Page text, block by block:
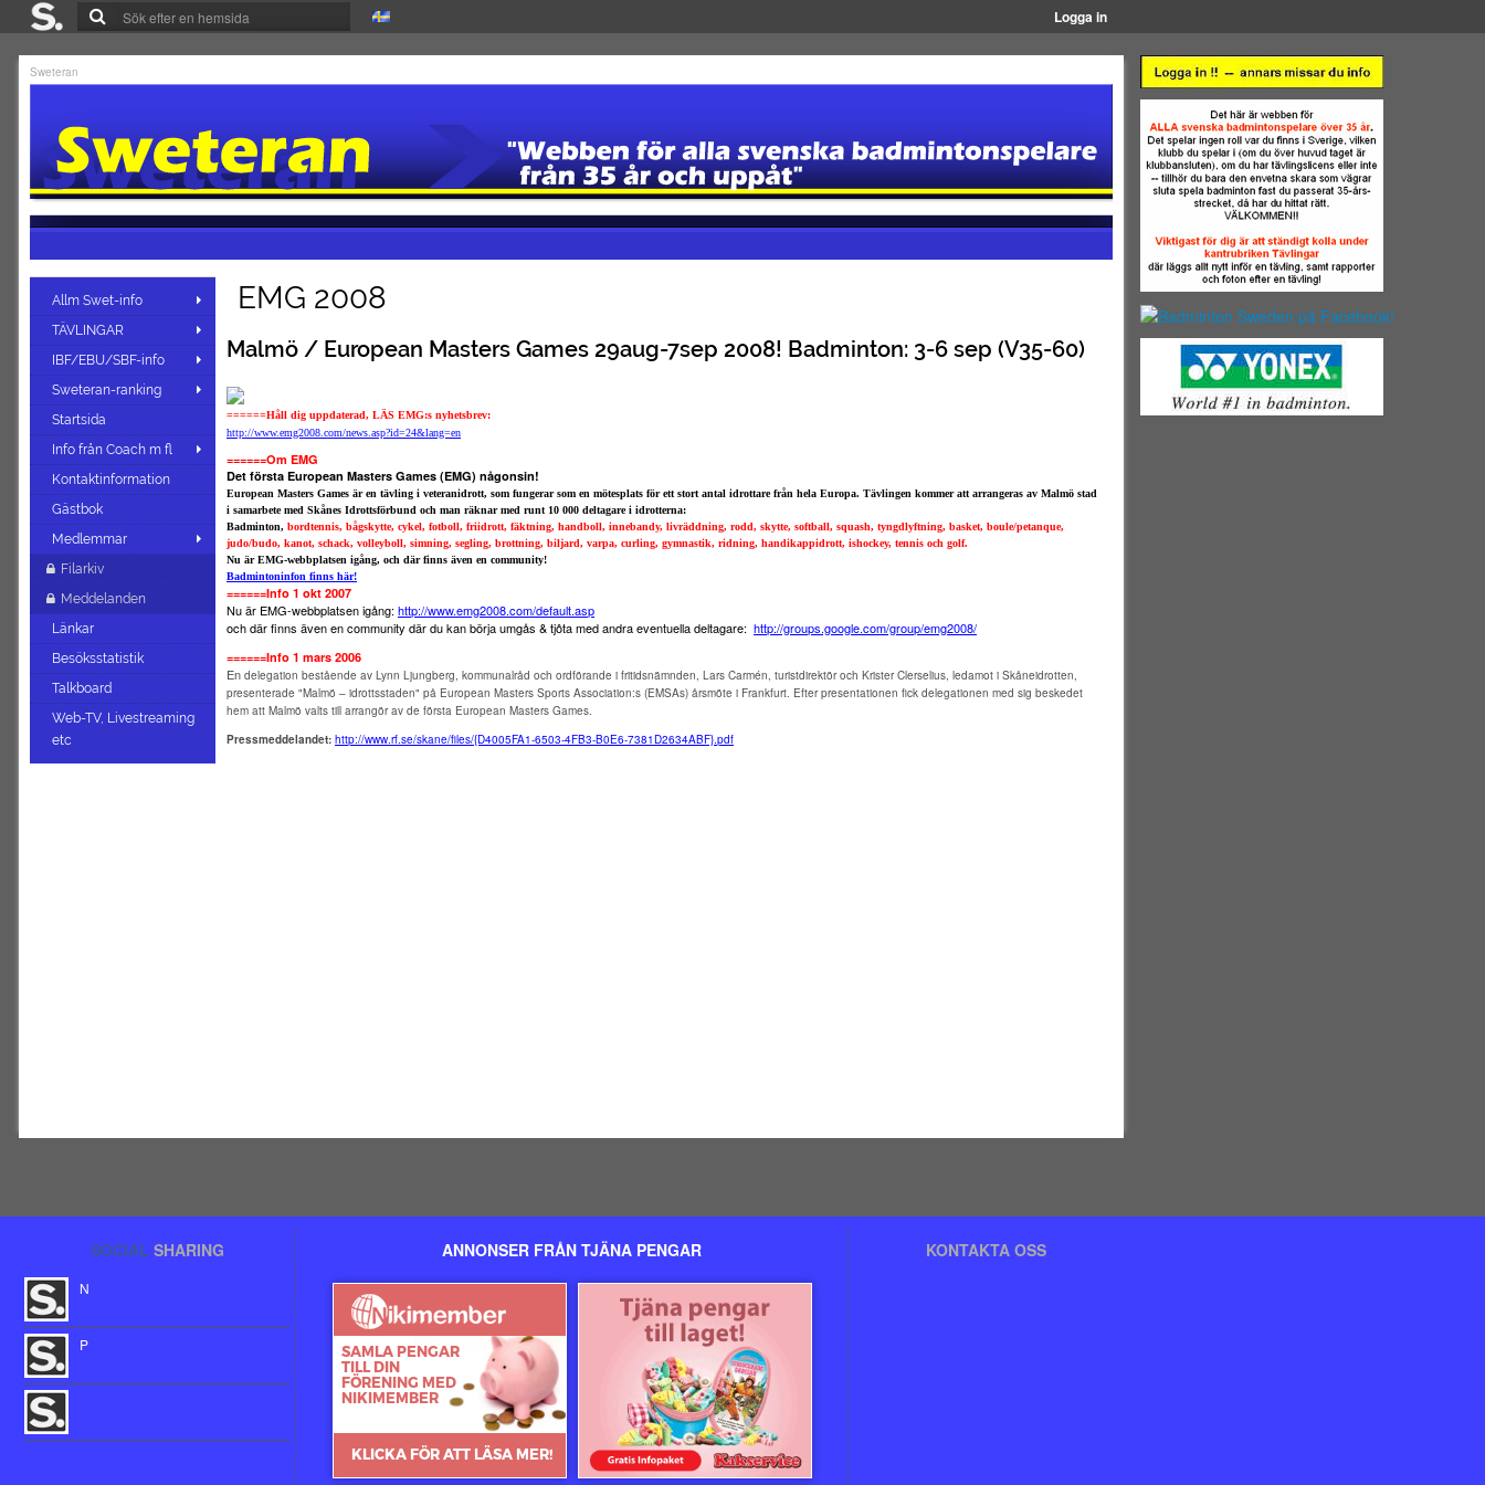
Logga in
Sweteran
Allm Swet-info
TÄVLINGAR
IBF/EBU/SBF-info
Sweteran-ranking
Startsida
Info från Coach m fl
Kontaktinformation
Gästbok
Medlemmar
Filarkiv
Meddelanden
Länkar
Besöksstatistik
Talkboard
Web-TV, Livestreaming
etc
EMG 2008
Malmö / European Masters Games 29aug-7sep 2008! Badminton: 3-6 sep (V35-60)
======Håll dig uppdaterad, LÄS EMG:s nyhetsbrev:
http://www.emg2008.com/news.asp?id=24&lang=en
======Om EMG
Det första European Masters Games (EMG) någonsin!
European Masters Games är en tävling i veteranidrott, som fungerar som en mötesplats för ett stort antal idrottare från hela Europa. Tävlingen kommer att arrangeras av Malmö stad
i samarbete med Skånes Idrottsförbund och man räknar med runt 10 000 deltagare i idrotterna:
Badminton, bordtennis, bågskytte, cykel, fotboll, friidrott, fäktning, handboll, innebandy, livräddning, rodd, skytte, softball, squash, tyngdlyftning, basket, boule/petanque,
judo/budo, kanot, schack, volleyboll, simning, segling, brottning, biljard, varpa, curling, gymnastik, ridning, handikappidrott, ishockey, tennis och golf.
Nu är EMG-webbplatsen igång, och där finns även en community!
Badmintoninfon finns här!
======Info 1 okt 2007
Nu är EMG-webbplatsen igång: http://www.emg2008.com/default.asp
och där finns även en community där du kan börja umgås & tjôta med andra eventuella deltagare: http://groups.google.com/group/emg2008/
======Info 1 mars 2006
En delegation bestående av Lynn Ljungberg, kommunalråd och ordförande i fritidsnämnden, Lars Carmén, turistdirektör och Krister Clerselius, ledamot i Skåneidrotten,
presenterade "Malmö – idrottsstaden" på European Masters Sports Association:s (EMSAs) årsmöte i Frankfurt. Efter presentationen fick delegationen med sig beskedet
hem att Malmö valts till arrangör av de första European Masters Games.
Pressmeddelandet: http://www.rf.se/skane/files/{D4005FA1-6503-4FB3-B0E6-7381D2634ABF}.pdf
SOCIAL SHARING
N
P
ANNONSER FRÅN TJÄNA PENGAR KONTAKTA OSS